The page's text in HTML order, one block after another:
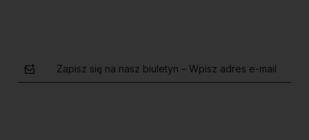
Zapisz się na nasz biuletyn – Wpisz adres e-mail